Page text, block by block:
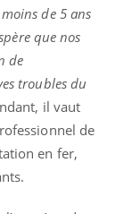
de 5 ans
que nos
de
troubles du
il vaut
de
en fer,